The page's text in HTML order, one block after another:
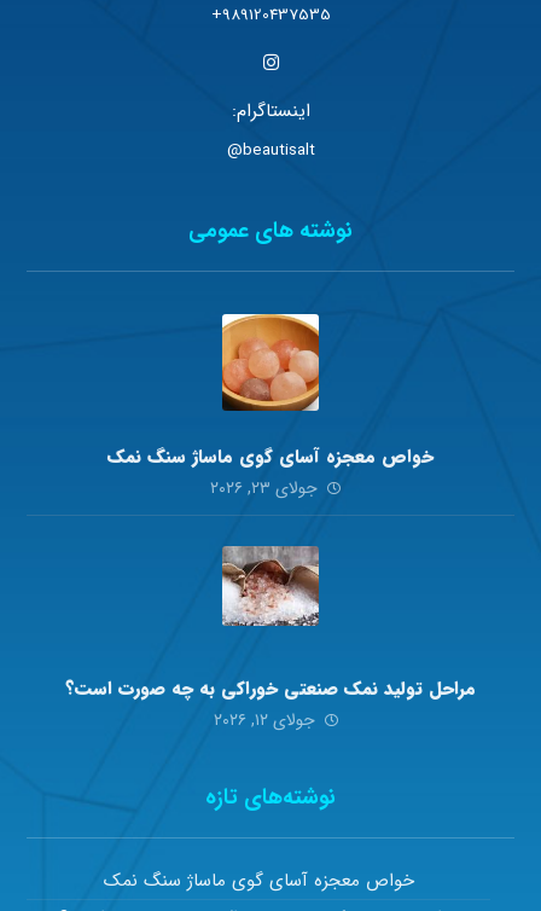
989120437535+
اینستاگرام:
beautisalt@
نوشته های عمومی
خواص معجزه آسای گوی ماساژ سنگ نمک
جولای ۲۳, ۲۰۲۶
مراحل تولید نمک صنعتی خوراکی به چه صورت است؟
جولای ۱۲, ۲۰۲۶
نوشته‌های تازه
خواص معجزه آسای گوی ماساژ سنگ نمک